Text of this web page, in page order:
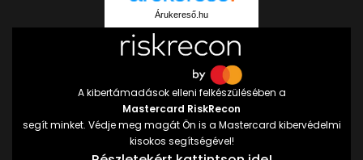
Árukereső.hu
A kibertámadások elleni felkészülésében a
Mastercard RiskRecon
segít minket. Védje meg magát Ön is a Mastercard kibervédelmi
kisokos segítségével!